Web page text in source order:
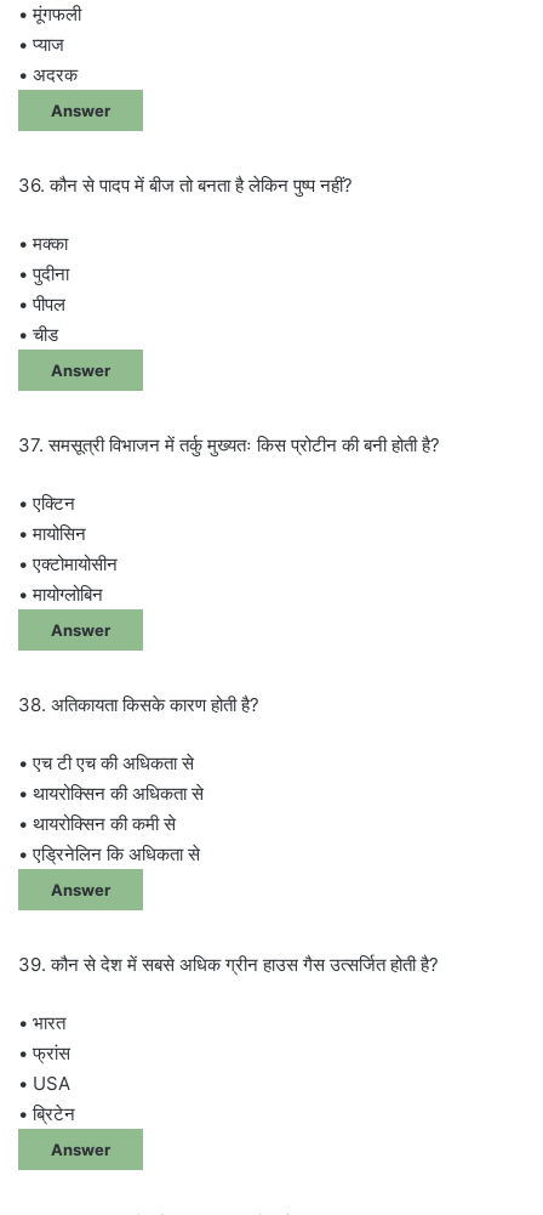
• मूंगफली
• प्याज
• अदरक
Answer
36. कौन से पादप में बीज तो बनता है लेकिन पुष्प नहीं?
• मक्का
• पुदीना
• पीपल
• चीड
Answer
37. समसूत्री विभाजन में तर्कु मुख्यतः किस प्रोटीन की बनी होती है?
• एक्टिन
• मायोसिन
• एक्टोमायोसीन
• मायोग्लोबिन
Answer
38. अतिकायता किसके कारण होती है?
• एच टी एच की अधिकता से
• थायरोक्सिन की अधिकता से
• थायरोक्सिन की कमी से
• एड्रिनेलिन कि अधिकता से
Answer
39. कौन से देश में सबसे अधिक ग्रीन हाउस गैस उत्सर्जित होती है?
• भारत
• फ्रांस
• USA
• ब्रिटेन
Answer